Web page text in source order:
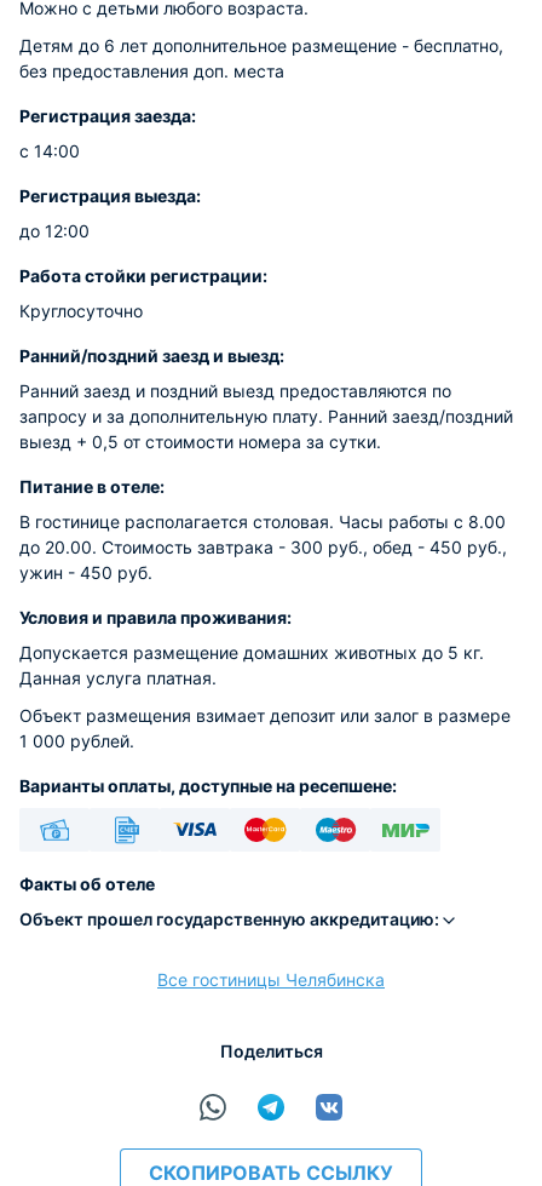
Можно с детьми любого возраста.
Детям до 6 лет дополнительное размещение - бесплатно,
без предоставления доп. места
Регистрация заезда:
с 14:00
Регистрация выезда:
до 12:00
Работа стойки регистрации:
Круглосуточно
Ранний/поздний заезд и выезд:
Ранний заезд и поздний выезд предоставляются по
запросу и за дополнительную плату. Ранний заезд/поздний
выезд + 0,5 от стоимости номера за сутки.
Питание в отеле:
В гостинице располагается столовая. Часы работы с 8.00
до 20.00. Стоимость завтрака - 300 руб., обед - 450 руб.,
ужин - 450 руб.
Условия и правила проживания:
Допускается размещение домашних животных до 5 кг.
Данная услуга платная.
Объект размещения взимает депозит или залог в размере
1 000 рублей.
Варианты оплаты, доступные на ресепшене:
Факты об отеле
Объект прошел государственную аккредитацию:
Все гостиницы Челябинска
Поделиться
СКОПИРОВАТЬ ССЫЛКУ